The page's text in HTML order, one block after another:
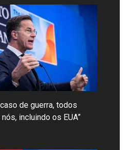
caso de guerra, todos
incluindo os EUA”